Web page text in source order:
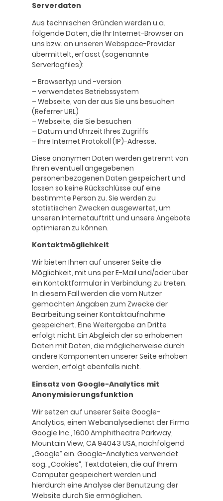
Serverdaten
Aus technischen Gründen werden u.a.
folgende Daten, die Ihr Internet-Browser an
uns bzw. an unseren Webspace-Provider
übermittelt, erfasst (sogenannte
Serverlogfiles):
– Browsertyp und -version
– verwendetes Betriebssystem
– Webseite, von der aus Sie uns besuchen
(Referrer URL)
– Webseite, die Sie besuchen
– Datum und Uhrzeit Ihres Zugriffs
– Ihre Internet Protokoll (IP)-Adresse.
Diese anonymen Daten werden getrennt von
Ihren eventuell angegebenen
personenbezogenen Daten gespeichert und
lassen so keine Rückschlüsse auf eine
bestimmte Person zu. Sie werden zu
statistischen Zwecken ausgewertet, um
unseren Internetauftritt und unsere Angebote
optimieren zu können.
Kontaktmöglichkeit
Wir bieten Ihnen auf unserer Seite die
Möglichkeit, mit uns per E-Mail und/oder über
ein Kontaktformular in Verbindung zu treten.
In diesem Fall werden die vom Nutzer
gemachten Angaben zum Zwecke der
Bearbeitung seiner Kontaktaufnahme
gespeichert. Eine Weitergabe an Dritte
erfolgt nicht. Ein Abgleich der so erhobenen
Daten mit Daten, die möglicherweise durch
andere Komponenten unserer Seite erhoben
werden, erfolgt ebenfalls nicht.
Einsatz von Google-Analytics mit
Anonymisierungsfunktion
Wir setzen auf unserer Seite Google-
Analytics, einen Webanalysedienst der Firma
Google Inc., 1600 Amphitheatre Parkway,
Mountain View, CA 94043 USA, nachfolgend
„Google“ ein. Google-Analytics verwendet
sog. „Cookies“, Textdateien, die auf Ihrem
Computer gespeichert werden und
hierdurch eine Analyse der Benutzung der
Website durch Sie ermöglichen.